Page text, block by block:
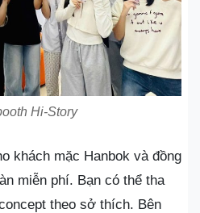
Hi-Story
khách mặc Hanbok và đồng
miễn phí. Bạn có thể tha
theo sở thích. Bên